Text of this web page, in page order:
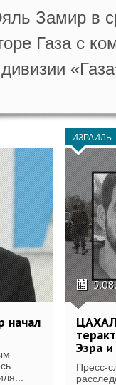
Замир в
Газа с
начал
ИЗРАИЛЬ
ЦАХАЛ
Эзра
Пресс-